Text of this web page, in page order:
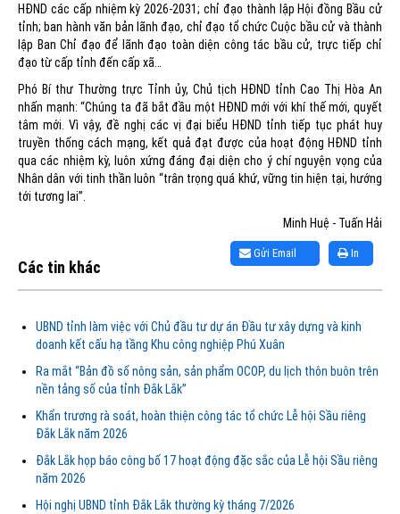
HĐND các cấp nhiệm kỳ 2026-2031; chỉ đạo thành lập Hội đồng Bầu cử
tỉnh; ban hành văn bản lãnh đạo, chỉ đạo tổ chức Cuộc bầu cử và thành
lập Ban Chỉ đạo để lãnh đạo toàn diện công tác bầu cử, trực tiếp chỉ
đạo từ cấp tỉnh đến cấp xã…
Phó Bí thư Thường trực Tỉnh ủy, Chủ tịch HĐND tỉnh Cao Thị Hòa An
nhấn mạnh: “Chúng ta đã bắt đầu một HĐND mới với khí thế mới, quyết
tâm mới. Vì vậy, đề nghị các vị đại biểu HĐND tỉnh tiếp tục phát huy
truyền thống cách mạng, kết quả đạt được của hoạt động HĐND tỉnh
qua các nhiệm kỳ, luôn xứng đáng đại diện cho ý chí nguyện vọng của
Nhân dân với tinh thần luôn “trân trọng quá khứ, vững tin hiện tại, hướng
tới tương lai”.
Minh Huệ - Tuấn Hải
In
Gửi Email
Các tin khác
UBND tỉnh làm việc với Chủ đầu tư dự án Đầu tư xây dựng và kinh
doanh kết cấu hạ tầng Khu công nghiệp Phú Xuân
Ra mắt “Bản đồ số nông sản, sản phẩm OCOP, du lịch thôn buôn trên
nền tảng số của tỉnh Đắk Lắk”
Khẩn trương rà soát, hoàn thiện công tác tổ chức Lễ hội Sầu riêng
Đắk Lắk năm 2026
Đắk Lắk họp báo công bố 17 hoạt động đặc sắc của Lễ hội Sầu riêng
năm 2026
Hội nghị UBND tỉnh Đắk Lắk thường kỳ tháng 7/2026
Quyết định Về việc bãi bỏ một số văn bảng quy phạm pháp luật trong